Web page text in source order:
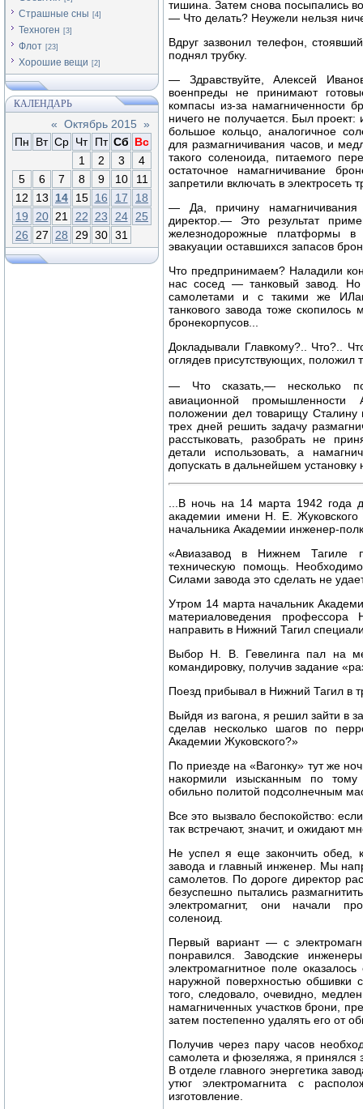
Страшные сны [4]
Техноген [3]
Флот [23]
Хорошие вещи [2]
КАЛЕНДАРЬ
« Октябрь 2015 »
Пн
Вт Ср Чт Пт Сб Вс
1
2 3
4
5
6 7 8 9 10
11
12
13 14 15 16 17
18
19
20 21 22 23 24
25
26
27 28 29 30 31
тишина. Затем снова посыпались
— Что делать? Неужели нельзя
Вдруг зазвонил телефон,
поднял трубку.
— Здравствуйте, Алексей
военпреды не принимают
компасы из-за намагниченности
ничего не получается. Был проект:
большое кольцо, аналогичное
для размагничивания часов, и
такого соленоида, питаемого
остаточное намагничивание
запретили включать в электросеть
— Да, причину намагничивания
директор.— Это результат
железнодорожные платформы
эвакуации оставшихся запасов
Что предпринимаем? Наладили
нас сосед — танковый завод.
самолетами и с такими же
танкового завода тоже скопилось
бронекорпусов...
Докладывали Главкому?.. Что?..
оглядев присутствующих, положил
— Что сказать,— несколько
авиационной
положении дел товарищу Сталину
трех дней решить задачу
расстыковать, разобрать не
детали использовать, а
допускать в дальнейшем
...В ночь на 14 марта 1942 года
академии имени Н. Е.
начальника Академии инженер-
«Авиазавод в Нижнем Тагиле
техническую помощь.
Силами завода это сделать не
Утром 14 марта начальник
материаловедения
направить в Нижний Тагил
Выбор Н. В. Гевелинга пал на
командировку, получив задание
Поезд прибывал в Нижний Тагил в
Выйдя из вагона, я решил зайти в
сделав несколько шагов по
Академии Жуковского?»
По приезде на «Вагонку» тут же
накормили изысканным по
обильно политой подсолнечным
Все это вызвало беспокойство:
так встречают, значит, и ожидают
Не успел я еще закончить обед,
завода и главный инженер. Мы
самолетов. По дороге директор
безуспешно пытались
электромагнит, они начали
соленоид.
Первый вариант — с
понравился. Заводские
электромагнитное поле
наружной поверхностью
того, следовало, очевидно,
намагниченных участков брони,
затем постепенно удалять его от
Получив через пару часов
самолета и фюзеляжа, я принялся
В отделе главного энергетика
утюг электромагнита с
изготовление.